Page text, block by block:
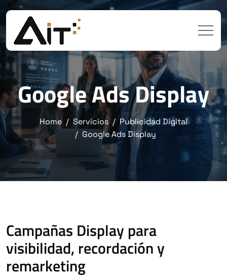
Google Ads Display
Home Servicios
Publicidad Digital
Google Ads Display
Campañas Display para
visibilidad, recordación y
remarketing